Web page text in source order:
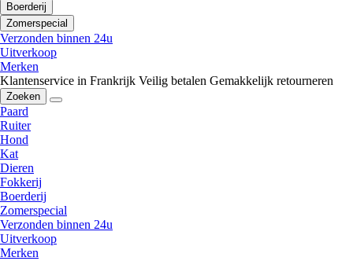
Boerderij
Zomerspecial
Verzonden binnen 24u
Uitverkoop
Merken
Klantenservice in Frankrijk Veilig betalen Gemakkelijk retourneren
Zoeken
Paard
Ruiter
Hond
Kat
Dieren
Fokkerij
Boerderij
Zomerspecial
Verzonden binnen 24u
Uitverkoop
Merken